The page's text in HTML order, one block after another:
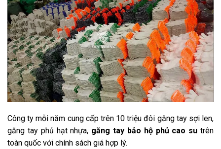
Công ty mỗi năm cung cấp trên 10 triệu đôi găng tay sợi len,
găng tay phủ hạt nhựa, găng tay bảo hộ phủ cao su trên
toàn quốc với chính sách giá hợp lý.